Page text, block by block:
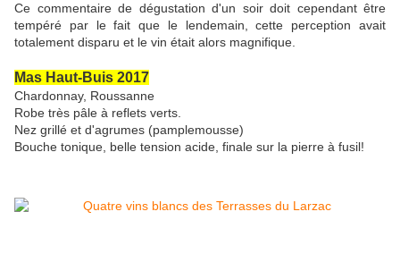
Ce commentaire de dégustation d'un soir doit cependant être
tempéré par le fait que le lendemain, cette perception avait
totalement disparu et le vin était alors magnifique.
Mas Haut-Buis 2017
Chardonnay, Roussanne
Robe très pâle à reflets verts.
Nez grillé et d'agrumes (pamplemousse)
Bouche tonique, belle tension acide, finale sur la pierre à fusil!